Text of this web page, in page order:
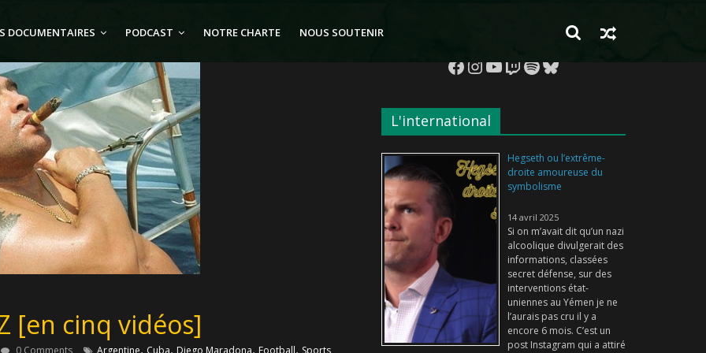
DOCUMENTAIRES PODCAST NOTRE CHARTE NOUS SOUTENIR
[en cinq vidéos]
0 Comments Argentine, Cuba, Diego Maradona, Football, Sports
Facebook
Instagram
YouTube
Twitch
Spotify
Bluesky
L'international
Hegseth ou l’extrême-
droite amoureuse du
symbolisme
14 avril 2025
Si on m’avait dit qu’un nazi
alcoolique divulgerait des
informations, classées
secret défense, sur des
interventions état-
uniennes au Yémen je ne
l’aurais pas cru il y a
encore 6 mois. C’est un
post Instagram qui a attiré